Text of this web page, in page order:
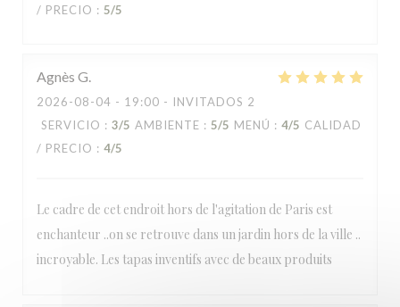
/ PRECIO : 5/5
Agnès G
2026-08-04 - 19:00 - INVITADOS 2
SERVICIO : 3/5 AMBIENTE : 5/5 MENÚ : 4/5 CALIDAD
/ PRECIO : 4/5
Le cadre de cet endroit hors de l'agitation de Paris est
enchanteur ..on se retrouve dans un jardin hors de la ville ..
incroyable. Les tapas inventifs avec de beaux produits